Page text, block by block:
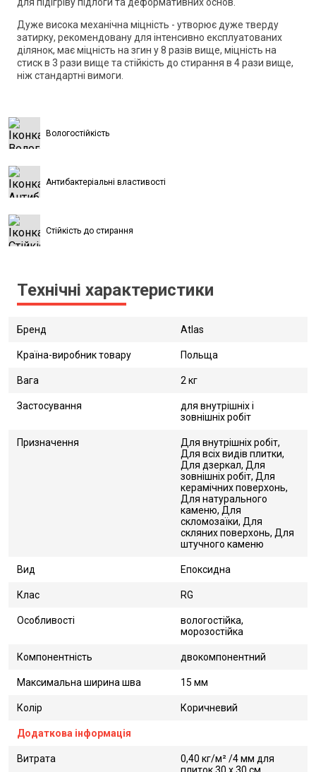
Дуже висока механічна міцність - утворює дуже тверду
затирку, рекомендовану для інтенсивно експлуатованих
ділянок, має міцність на згин у 8 разів вище, міцність на
стиск в 3 рази вище та стійкість до стирання в 4 рази вище,
ніж стандартні вимоги.
Вологостійкість
Антибактеріальні властивості
Стійкість до стирання
Технічні характеристики
Бренд Atlas
Країна-виробник товару Польща
Вага 2 кг
Застосування
для внутрішніх і
зовнішніх робіт
Призначення
Для внутрішніх робіт,
Для всіх видів плитки,
Для дзеркал, Для
зовнішніх робіт, Для
керамічних поверхонь,
Для натурального
каменю, Для
скломозаїки, Для
скляних поверхонь, Для
штучного каменю
Вид Епоксидна
Клас RG
Особливості
вологостійка,
морозостійка
Компонентність двокомпонентний
Максимальна ширина шва 15 мм
Колір Коричневий
Додаткова інформація
Витрата
0,40 кг/м² /4 мм для